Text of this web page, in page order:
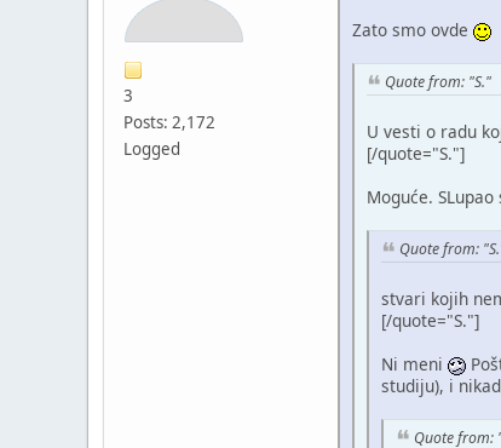
3
Posts: 2,172
Logged
Zato smo ovde
Quote from: "S."
U vesti o radu
[/quote="S."]
Moguće.
Quote from:
stvari kojih
[/quote="S."]
Ni meni
studiju), i
Quote from: